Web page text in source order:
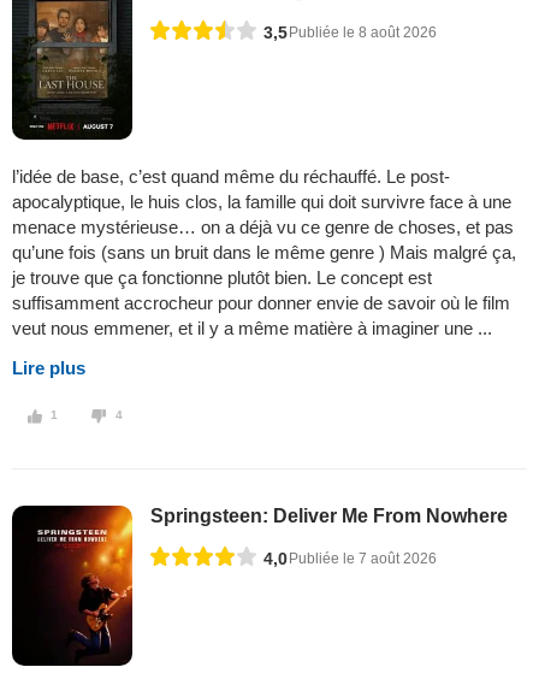
3,5 Publiée le 8 août 2026
l’idée de base, c’est quand même du réchauffé. Le post-
apocalyptique, le huis clos, la famille qui doit survivre face à une
menace mystérieuse… on a déjà vu ce genre de choses, et pas
qu’une fois (sans un bruit dans le même genre ) Mais malgré ça,
je trouve que ça fonctionne plutôt bien. Le concept est
suffisamment accrocheur pour donner envie de savoir où le film
veut nous emmener, et il y a même matière à imaginer une ...
Lire plus
1 4
Springsteen: Deliver Me From Nowhere
4,0 Publiée le 7 août 2026